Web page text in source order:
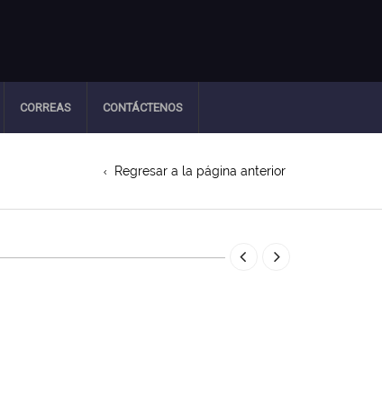
CORREAS CONTÁCTENOS
Regresar a la página anterior